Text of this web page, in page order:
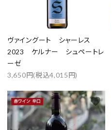
ヴァイングート シャーレス
2023 ケルナー シュペートレ
ーゼ
3,650円(税込4,015円)
favorite